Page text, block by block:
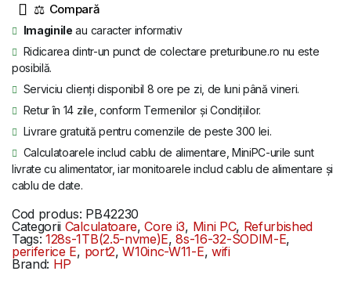
⚖
Imaginile au caracter informativ
Ridicarea dintr-un punct de colectare preturibune.ro nu este
posibilă.
Serviciu clienți disponibil 8 ore pe zi, de luni până vineri.
Retur în 14 zile, conform Termenilor și Condițiilor.
Livrare gratuită pentru comenzile de peste 300 lei.
Calculatoarele includ cablu de alimentare, MiniPC-urile sunt
livrate cu alimentator, iar monitoarele includ cablu de alimentare și
cablu de date.
Cod produs: PB42230
Categorii Calculatoare,Core i3, Mini PC, Refurbished
Tags: 128s-1TB(2.5-nvme)E,8s-16-32-SODIM-E,
periferice E, port2,W10inc-W11-E, wifi
Brand: HP